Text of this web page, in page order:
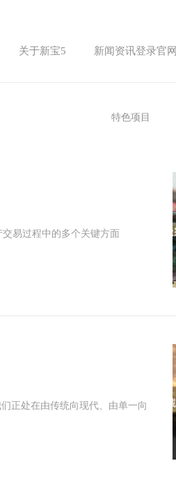
关于新宝5 新闻资讯登录官网
特色项目
易过程中的多个关键方面
正处在由传统向现代、由单一向